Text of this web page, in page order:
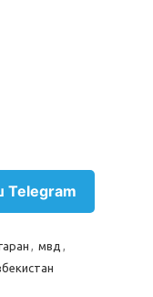
Telegram
, мвд ,